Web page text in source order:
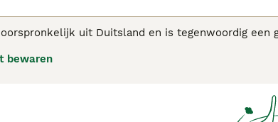
uit Duitsland en is tegenwoordig
bewaren